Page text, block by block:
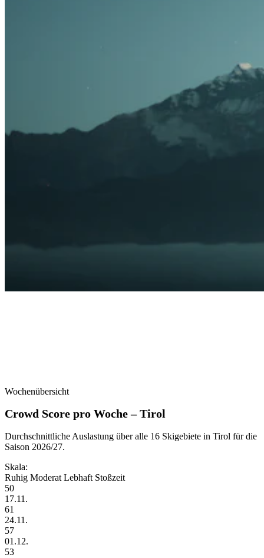
Wochenübersicht
Crowd Score pro Woche – Tirol
Durchschnittliche Auslastung über alle 16 Skigebiete in Tirol für die
Saison 2026/27.
Skala:
Ruhig Moderat Lebhaft Stoßzeit
50
17.11.
61
24.11.
57
01.12.
53